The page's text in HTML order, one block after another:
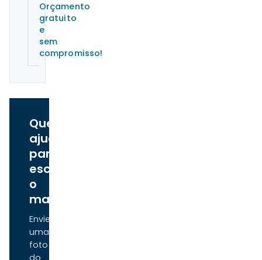
Orçamento
gratuito
e
sem
compromisso!
Quer
ajuda
para
escolher
o
material?
Envie
uma
foto
do